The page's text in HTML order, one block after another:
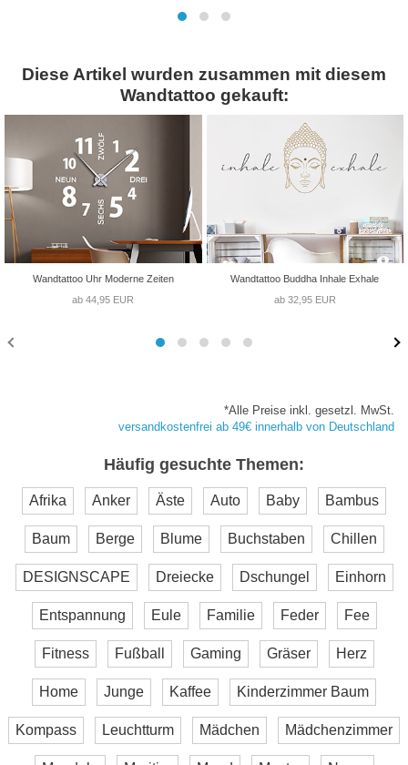
Diese Artikel wurden zusammen mit diesem
Wandtattoo gekauft:
Wandtattoo Uhr Moderne Zeiten
ab 44,95 EUR
Wandtattoo Buddha Inhale Exhale
ab 32,95 EUR
*Alle Preise inkl. gesetzl. MwSt.
versandkostenfrei ab 49€ innerhalb von Deutschland
Häufig gesuchte Themen:
Afrika Anker Äste Auto Baby Bambus
Baum Berge Blume Buchstaben Chillen
DESIGNSCAPE Dreiecke Dschungel Einhorn
Entspannung Eule Familie Feder Fee
Fitness Fußball Gaming Gräser Herz
Home Junge Kaffee Kinderzimmer Baum
Kompass Leuchtturm Mädchen Mädchenzimmer